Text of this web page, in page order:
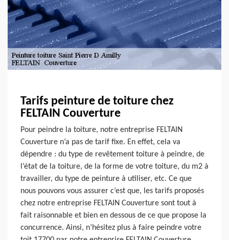
Tarifs peinture de toiture chez
FELTAIN Couverture
Pour peindre la toiture, notre entreprise FELTAIN
Couverture n’a pas de tarif fixe. En effet, cela va
dépendre : du type de revêtement toiture à peindre, de
l’état de la toiture, de la forme de votre toiture, du m2 à
travailler, du type de peinture à utiliser, etc. Ce que
nous pouvons vous assurer c’est que, les tarifs proposés
chez notre entreprise FELTAIN Couverture sont tout à
fait raisonnable et bien en dessous de ce que propose la
concurrence. Ainsi, n’hésitez plus à faire peindre votre